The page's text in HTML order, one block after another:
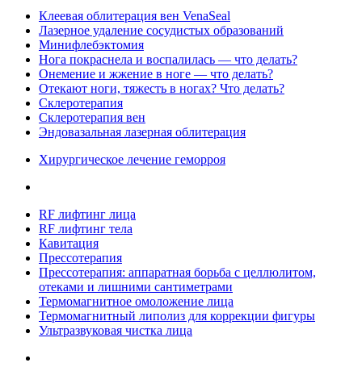
Клеевая облитерация вен VenaSeal
Лазерное удаление сосудистых образований
Минифлебэктомия
Нога покраснела и воспалилась — что делать?
Онемение и жжение в ноге — что делать?
Отекают ноги, тяжесть в ногах? Что делать?
Склеротерапия
Склеротерапия вен
Эндовазальная лазерная облитерация
Хирургическое лечение геморроя
RF лифтинг лица
RF лифтинг тела
Кавитация
Прессотерапия
Прессотерапия: аппаратная борьба с целлюлитом,
отеками и лишними сантиметрами
Термомагнитное омоложение лица
Термомагнитный липолиз для коррекции фигуры
Ультразвуковая чистка лица